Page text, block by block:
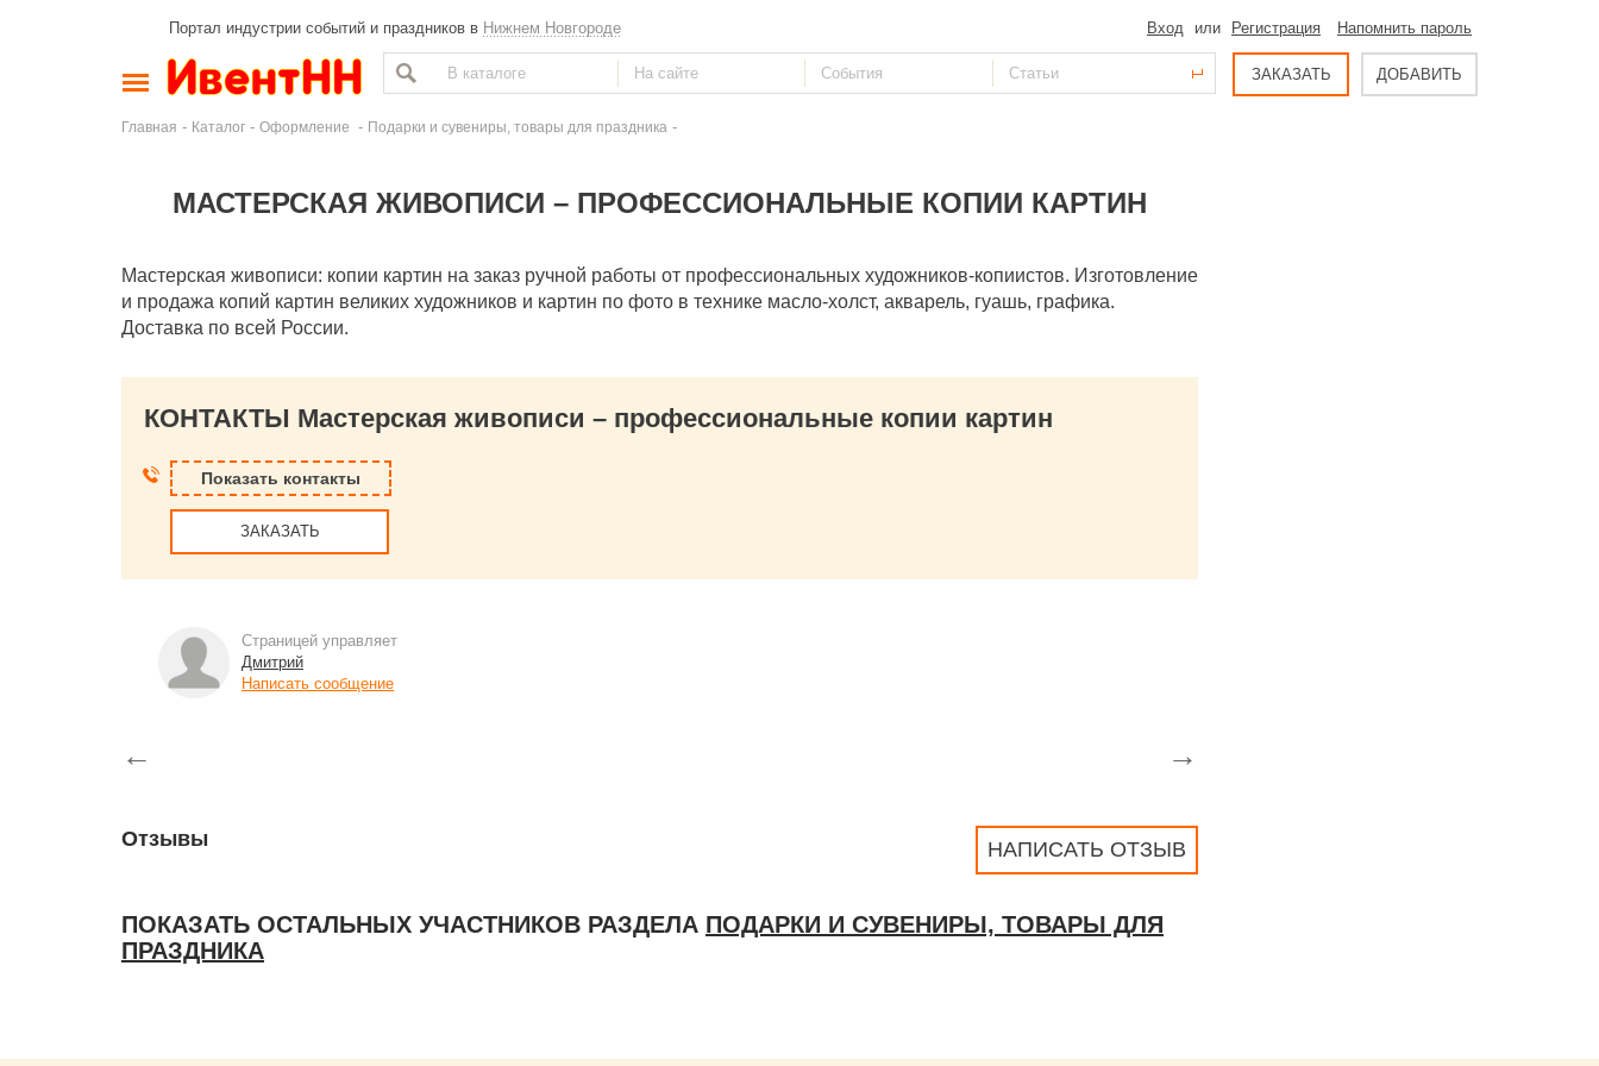
Портал индустрии событий и праздников в Нижнем Новгороде Вход или Регистрация Напомнить пароль
ЗАКАЗАТЬ ДОБАВИТЬ
Главная - Каталог - Оформление - Подарки и сувениры, товары для праздника -
МАСТЕРСКАЯ ЖИВОПИСИ – ПРОФЕССИОНАЛЬНЫЕ КОПИИ КАРТИН
Мастерская живописи: копии картин на заказ ручной работы от профессиональных художников-копиистов. Изготовление
и продажа копий картин великих художников и картин по фото в технике масло-холст, акварель, гуашь, графика.
Доставка по всей России.
КОНТАКТЫ Мастерская живописи – профессиональные копии картин
Показать контакты
ЗАКАЗАТЬ
Страницей управляет
Дмитрий
Написать сообщение
← →
НАПИСАТЬ ОТЗЫВ
Отзывы
ПОКАЗАТЬ ОСТАЛЬНЫХ УЧАСТНИКОВ РАЗДЕЛА ПОДАРКИ И СУВЕНИРЫ, ТОВАРЫ ДЛЯ
ПРАЗДНИКА